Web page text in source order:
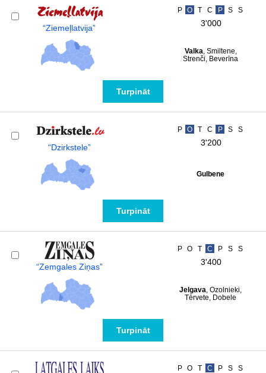
“Ziemeļlatvija”
P O T C P S S
3'000
Valka, Smiltene,
Strenči, Beverīna
Turpināt
“Dzirkstele”
P O T C P S S
3'200
Gulbene
Turpināt
“Zemgales Ziņas”
P O T C P S S
3'400
Jelgava, Ozolnieki,
Tērvete, Dobele
Turpināt
P O T C P S S